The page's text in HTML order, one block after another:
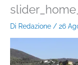
Di Redazione/26